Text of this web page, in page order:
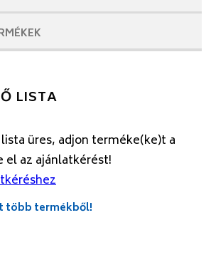
LISTA
üres, adjon terméke(ke)t a
el az ajánlatkérést!
több termékből!